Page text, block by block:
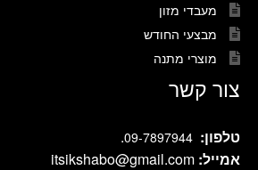
מעבדי מזון
מבצעי החודש
מוצרי מתנה
צור קשר
טלפון: 09-7897944
.
אמייל: itsikshabo@gmail.com